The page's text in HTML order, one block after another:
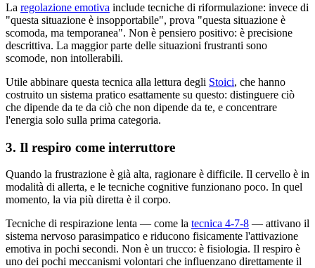
La regolazione emotiva include tecniche di riformulazione: invece di
"questa situazione è insopportabile", prova "questa situazione è
scomoda, ma temporanea". Non è pensiero positivo: è precisione
descrittiva. La maggior parte delle situazioni frustranti sono
scomode, non intollerabili.
Utile abbinare questa tecnica alla lettura degli Stoici, che hanno
costruito un sistema pratico esattamente su questo: distinguere ciò
che dipende da te da ciò che non dipende da te, e concentrare
l'energia solo sulla prima categoria.
3. Il respiro come interruttore
Quando la frustrazione è già alta, ragionare è difficile. Il cervello è in
modalità di allerta, e le tecniche cognitive funzionano poco. In quel
momento, la via più diretta è il corpo.
Tecniche di respirazione lenta — come la tecnica 4-7-8 — attivano il
sistema nervoso parasimpatico e riducono fisicamente l'attivazione
emotiva in pochi secondi. Non è un trucco: è fisiologia. Il respiro è
uno dei pochi meccanismi volontari che influenzano direttamente il